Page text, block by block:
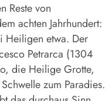
Reste von
achten Jahrhundert:
Heiligen etwa. Der
Petrarca (1304
die Heilige Grotte,
zum Paradies.